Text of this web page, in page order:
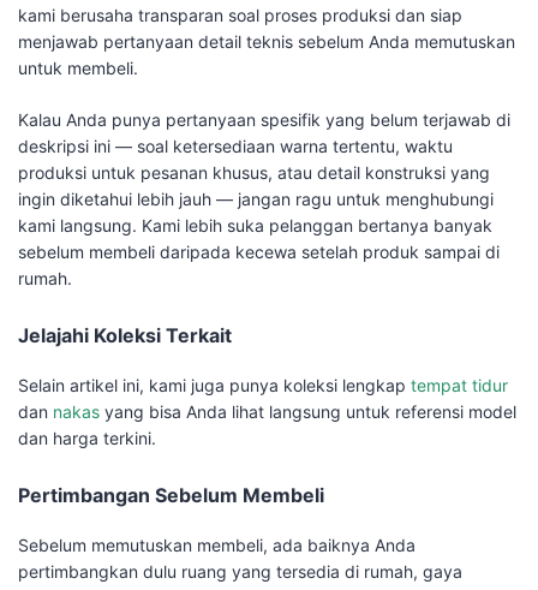
kami berusaha transparan soal proses produksi dan siap
menjawab pertanyaan detail teknis sebelum Anda memutuskan
untuk membeli.
Kalau Anda punya pertanyaan spesifik yang belum terjawab di
deskripsi ini — soal ketersediaan warna tertentu, waktu
produksi untuk pesanan khusus, atau detail konstruksi yang
ingin diketahui lebih jauh — jangan ragu untuk menghubungi
kami langsung. Kami lebih suka pelanggan bertanya banyak
sebelum membeli daripada kecewa setelah produk sampai di
rumah.
Jelajahi Koleksi Terkait
Selain artikel ini, kami juga punya koleksi lengkap tempat tidur
dan nakas yang bisa Anda lihat langsung untuk referensi model
dan harga terkini.
Pertimbangan Sebelum Membeli
Sebelum memutuskan membeli, ada baiknya Anda
pertimbangkan dulu ruang yang tersedia di rumah, gaya